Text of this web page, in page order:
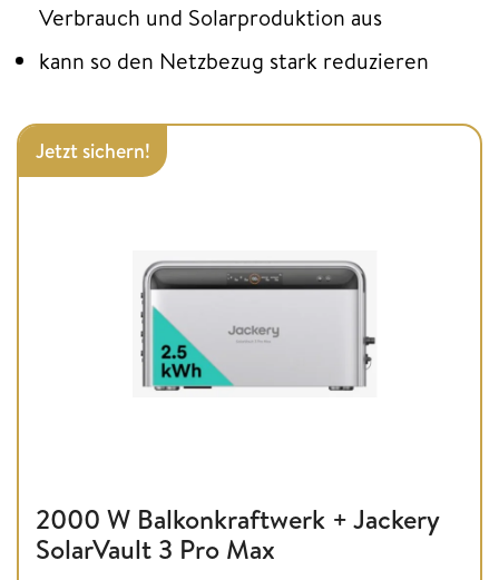
Verbrauch und Solarproduktion aus
kann so den Netzbezug stark reduzieren
Jetzt sichern!
2000 W Balkonkraftwerk + Jackery
SolarVault 3 Pro Max